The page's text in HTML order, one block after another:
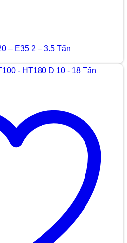
– E35 2 – 3.5 Tấn